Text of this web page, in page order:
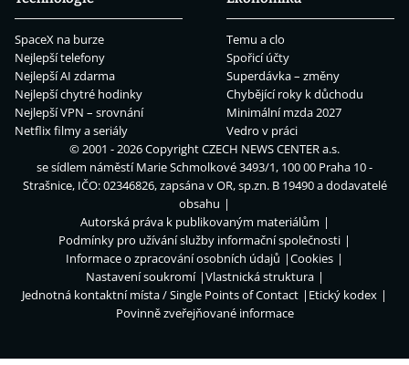
SpaceX na burze
Nejlepší telefony
Nejlepší AI zdarma
Nejlepší chytré hodinky
Nejlepší VPN – srovnání
Netflix filmy a seriály
Temu a clo
Spořicí účty
Superdávka – změny
Chybějící roky k důchodu
Minimální mzda 2027
Vedro v práci
© 2001 - 2026 CopyrightCZECH NEWS CENTER a.s.
se sídlem náměstí Marie Schmolkové 3493/1, 100 00 Praha 10 -
Strašnice, IČO: 02346826, zapsána v OR, sp.zn. B 19490 a dodavatelé
obsahu
Autorská práva k publikovaným materiálům
Podmínky pro užívání služby informační společnosti
Informace o zpracování osobních údajů
Cookies
Nastavení soukromí
Vlastnická struktura
Jednotná kontaktní místa / Single Points of Contact
Etický kodex
Povinně zveřejňované informace